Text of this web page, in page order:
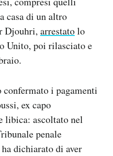
casa di un altro
Djouhri, arrestatolo
Unito, poi rilasciato e
confermato i pagamenti
ex capo
libica: ascoltato nel
penale
dichiarato di aver